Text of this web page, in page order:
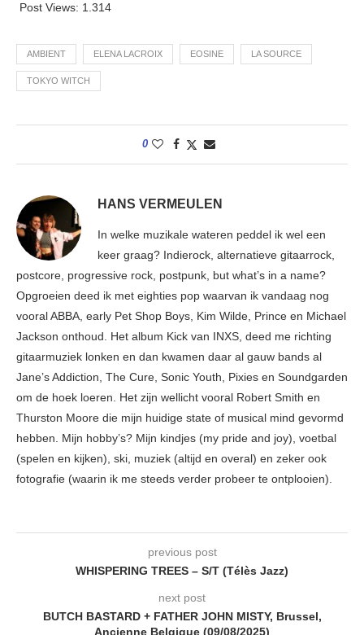
Post Views: 1.314
AMBIENT ELENA LACROIX EOSINE LA SOURCE
TOKYO WITCH
0
HANS VERMEULEN
In welke muzikale wateren peddel ik wel een
keer graag? Indierock, alternatieve gitaarrock,
postcore, progressive rock, postpunk, but what’s in a name?
Opgroeien deed ik met eighties pop waarvan ik vandaag nog
vooral ABBA, early Pet Shop Boys, Kim Wilde, Prince en Michael
Jackson onthoud. Het album Kick van INXS, deed me richting
gitaarmuziek lonken en dan kwamen daar al gauw bands al
Jane’s Addiction, The Cure, Sonic Youth, Pixies en Soundgarden
om de hoek loeren. Het zijn wellicht vooral Robert Smith en
Thurston Moore die mijn huidige state of musical mind gevormd
hebben. Mijn hobby’s? Mijn kindjes (my pride and joy), voetbal
(spelen en kijken), ski, muziek (altijd en overal) en zeker ook
fotografie (waarin ik me steeds verder probeer te ontplooien).
previous post
WHISPERING TREES – S/T (Télès Jazz)
next post
BUTCH BASTARD + FATHER JOHN MISTY, Brussel,
Ancienne Belgique (09/08/2025)